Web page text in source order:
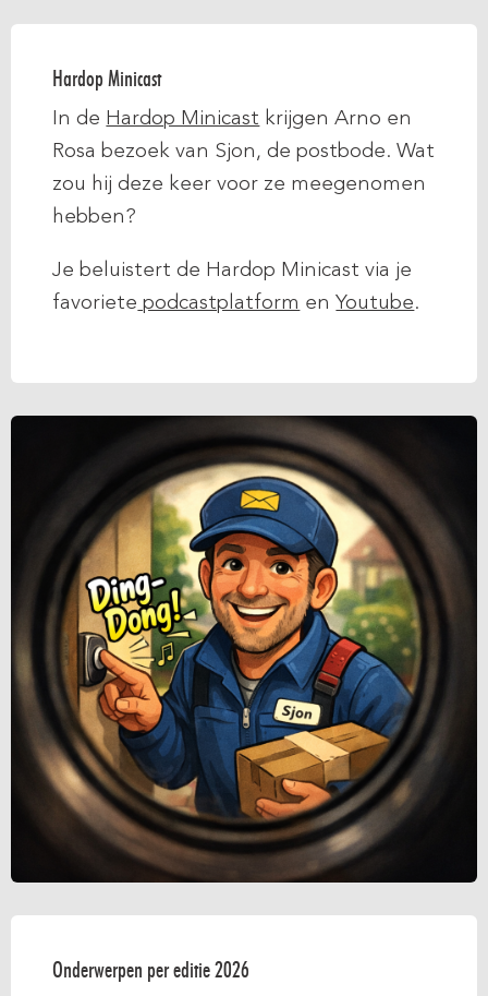
Hardop Minicast
In de Hardop Minicast krijgen Arno en
Rosa bezoek van Sjon, de postbode. Wat
zou hij deze keer voor ze meegenomen
hebben?
Je beluistert de Hardop Minicast via je
favoriete podcastplatform enYoutube.
Onderwerpen per editie 2026